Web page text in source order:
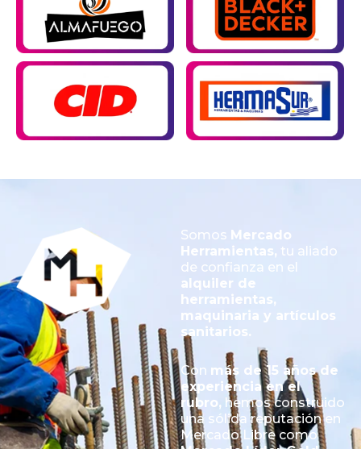
Somos Mercado
Herramientas, tu aliado
de confianza en el
alquiler de
herramientas,
maquinaria y artículos
sanitarios.
Con más de 15 años de
experiencia en el
rubro, hemos construido
una sólida reputación en
Mercado Libre como